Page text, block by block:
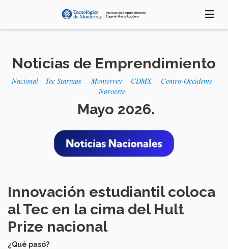
Noticias de Emprendimiento
Nacional Tec Startups Monterrey CDMX
Centro-Occidente
Noroeste
Mayo 2026.
Innovación estudiantil coloca
al Tec en la cima del Hult
Prize nacional
¿Qué pasó?